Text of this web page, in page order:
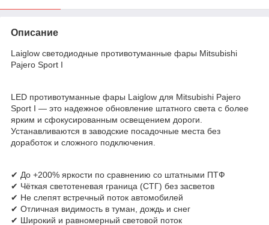
Описание
Laiglow светодиодные противотуманные фары Mitsubishi
Pajero Sport I
LED противотуманные фары Laiglow для Mitsubishi Pajero
Sport I — это надежное обновление штатного света с более
ярким и сфокусированным освещением дороги.
Устанавливаются в заводские посадочные места без
доработок и сложного подключения.
✔ До +200% яркости по сравнению со штатными ПТФ
✔ Чёткая светотеневая граница (СТГ) без засветов
✔ Не слепят встречный поток автомобилей
✔ Отличная видимость в туман, дождь и снег
✔ Широкий и равномерный световой поток